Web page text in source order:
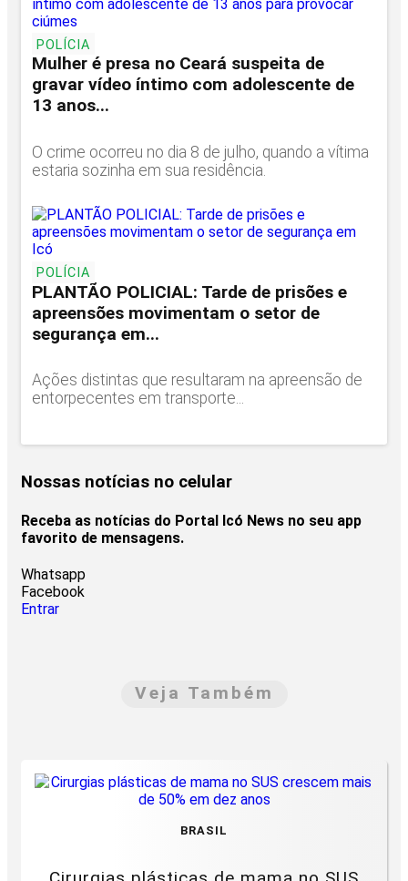
POLÍCIA
Mulher é presa no Ceará suspeita de
gravar vídeo íntimo com adolescente de
13 anos...
O crime ocorreu no dia 8 de julho, quando a vítima
estaria sozinha em sua residência.
POLÍCIA
PLANTÃO POLICIAL: Tarde de prisões e
apreensões movimentam o setor de
segurança em...
Ações distintas que resultaram na apreensão de
entorpecentes em transporte...
Nossas notícias no celular
Receba as notícias do Portal Icó News no seu app
favorito de mensagens.
Whatsapp
Facebook
Entrar
Veja Também
BRASIL